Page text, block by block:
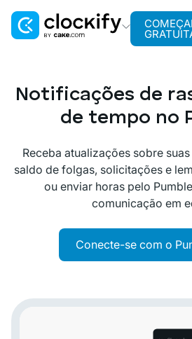
Plaky
Gerenciamento de projetos
Pumble
Comunicação para equipes
Notificações de
de tempo no
Receba atualizações sobre
saldo de folgas, solicitações e
ou enviar horas pelo
comunicação em
Conecte-se com o